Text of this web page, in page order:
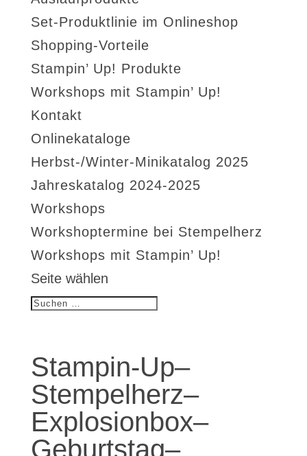
Set-Produktlinie im Onlineshop
Shopping-Vorteile
Stampin’ Up! Produkte
Workshops mit Stampin’ Up!
Kontakt
Onlinekataloge
Herbst-/Winter-Minikatalog 2025
Jahreskatalog 2024-2025
Workshops
Workshoptermine bei Stempelherz
Workshops mit Stampin’ Up!
Seite wählen
Stampin-Up–
Stempelherz–
Explosionbox–
Geburtstag–